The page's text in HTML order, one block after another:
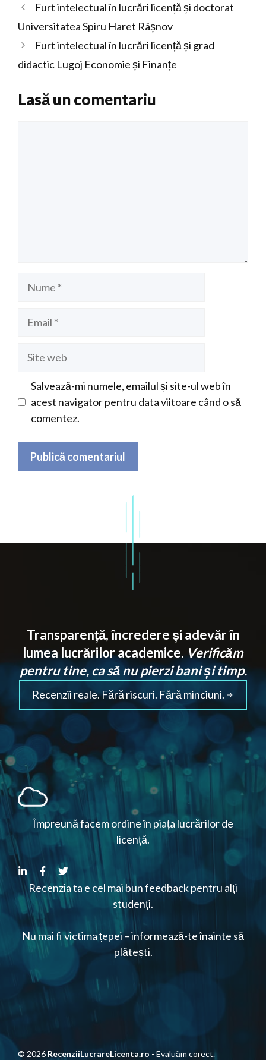
Furt intelectual în lucrări licență și doctorat
Universitatea Spiru Haret Râșnov
Furt intelectual în lucrări licență și grad
didactic Lugoj Economie și Finanțe
Lasă un comentariu
Salvează-mi numele, emailul și site-ul web în
acest navigator pentru data viitoare când o să
comentez.
Transparență, încredere și adevăr în
lumea lucrărilor academice. Verificăm
pentru tine, ca să nu pierzi bani și timp.
Recenzii reale. Fără riscuri. Fără minciuni.
Împreună facem ordine în piața lucrărilor de
licență.
Recenzia ta e cel mai bun feedback pentru alți
studenți.
Nu mai fi victima țepei – informează-te înainte să
plătești.
© 2026 RecenziiLucrareLicenta.ro - Evaluăm corect.